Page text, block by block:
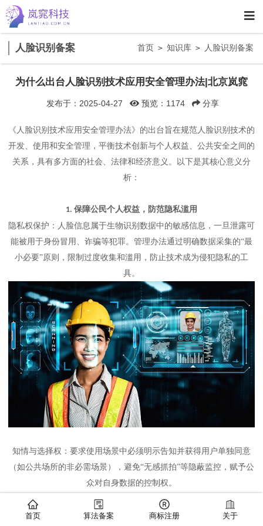
人脸识别备案 首页 > 知识库 > 人脸识别备案
为什么出台人脸识别技术应用安全管理办法|北京岚窕
发布于：2025-04-27 预览：1174 分享
《人脸识别技术应用安全管理办法》的出台旨在规范人脸识别技术的
开发、使用和安全管理，平衡技术创新与个人权益、公共安全之间的
关系，具有多方面的社会、法律和经济意义。以下是其核心意义分
析：
1. 保障公民个人权益，防范隐私滥用
隐私权保护：人脸信息属于生物识别数据中的敏感信息，一旦泄露可
能被用于身份冒用、诈骗等犯罪。管理办法通过明确数据采集的“最
小必要”原则，限制过度收集和滥用，防止技术成为侵犯隐私的工
具。
知情与选择权：要求使用场景中必须明示告知并获得用户单独同意
（如公共场所的非必需场景），避免“无感抓拍”等隐蔽监控，赋予公
众对自身数据的控制权。
规范技术应用边界，防止权力滥用
首页 算法备案 商标注册 关于